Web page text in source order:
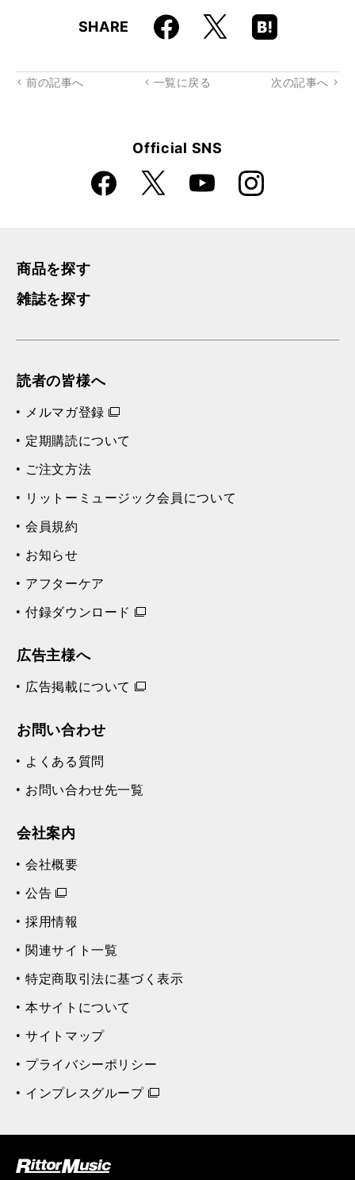
SHARE Faceboo
k
X
Hatena
Boo
rk
前の記事へ 一覧に戻る 次の記事へ
Official SNS
Faceboo
k
X YouTube Instagra
m
商品を探す
雑誌を探す
読者の皆様へ
メルマガ登録
定期購読について
ご注文方法
リットーミュージック会員について
会員規約
お知らせ
アフターケア
付録ダウンロード
広告主様へ
広告掲載について
お問い合わせ
よくある質問
お問い合わせ先一覧
会社案内
会社概要
公告
採用情報
関連サイト一覧
特定商取引法に基づく表示
本サイトについて
サイトマップ
プライバシーポリシー
インプレスグループ
ジック (Rittor Musi